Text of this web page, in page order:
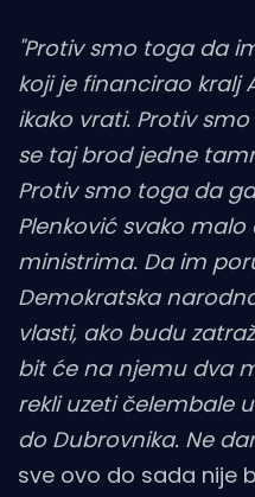
"Protiv smo toga da
koji je financirao kralj
ikako vrati. Protiv
se taj brod jedne
Protiv smo toga da
Plenković svako malo
ministrima. Da im
Demokratska
vlasti, ako budu
bit će na njemu dva
rekli uzeti čelembale
do Dubrovnika. Ne
sve ovo do sada nije